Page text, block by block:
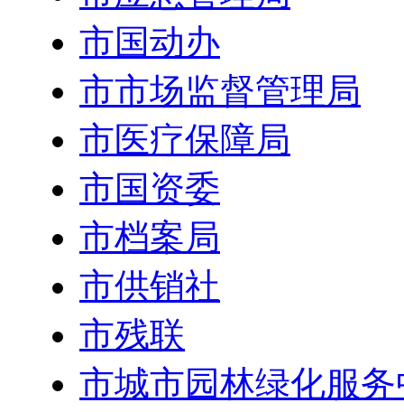
市国动办
市市场监督管理局
市医疗保障局
市国资委
市档案局
市供销社
市残联
市城市园林绿化服